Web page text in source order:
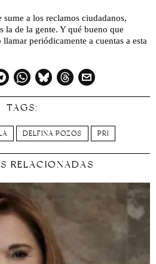
a los reclamos ciudadanos,
la de la gente. Y qué bueno que
periódicamente a cuentas a esta
TAGS:
DELFINA POZOS PRI
RELACIONADAS